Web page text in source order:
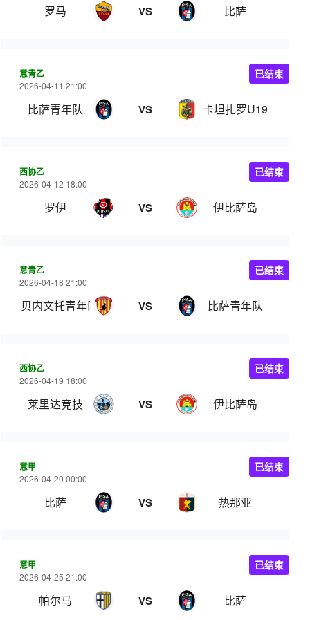
罗马 VS 比萨
意青乙
2026-04-11 21:00
比萨青年队 VS 卡坦扎罗U19
已结束
西协乙
2026-04-12 18:00
罗伊 VS 伊比萨岛
已结束
意青乙
2026-04-18 21:00
贝内文托青年队 VS 比萨青年队
已结束
西协乙
2026-04-19 18:00
莱里达竞技 VS 伊比萨岛
已结束
意甲
2026-04-20 00:00
比萨 VS 热那亚
已结束
意甲
2026-04-25 21:00
帕尔马 VS 比萨
已结束